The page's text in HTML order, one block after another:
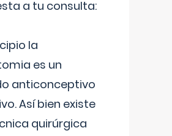
a tu consulta:
la
es un
anticonceptivo
Así bien existe
quirúrgica